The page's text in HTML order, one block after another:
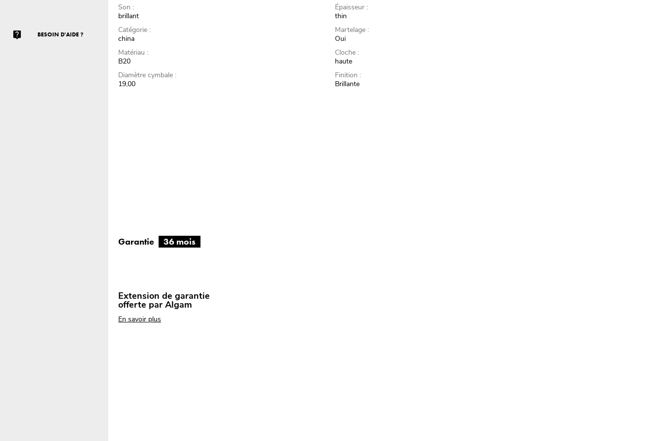
BESOIN D'AIDE ?
Son :
brillant
Catégorie :
china
Matériau :
B20
Diamètre cymbale :
19,00
Épaisseur :
thin
Martelage :
Oui
Cloche :
haute
Finition :
Brillante
Garantie 36 mois
Extension de garantie
offerte par Algam
En savoir plus